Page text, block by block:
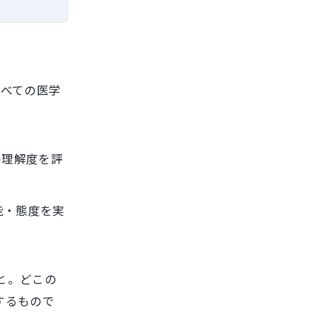
ての医学
解度を評
・態度を実
。どこの
るもので